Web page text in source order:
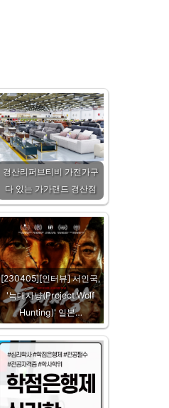
경산리퍼브티비 가전가구
다 있는 가가랜드 경산점
[230405][인터뷰] 서인국,
'늑대사냥(Project Wolf
Hunting)' 일본…